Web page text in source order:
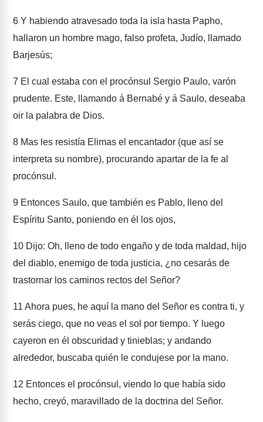
6 Y habiendo atravesado toda la isla hasta Papho,
hallaron un hombre mago, falso profeta, Judío, llamado
Barjesús;
7 El cual estaba con el procónsul Sergio Paulo, varón
prudente. Este, llamando á Bernabé y á Saulo, deseaba
oir la palabra de Dios.
8 Mas les resistía Elimas el encantador (que así se
interpreta su nombre), procurando apartar de la fe al
procónsul.
9 Entonces Saulo, que también es Pablo, lleno del
Espíritu Santo, poniendo en él los ojos,
10 Dijo: Oh, lleno de todo engaño y de toda maldad, hijo
del diablo, enemigo de toda justicia, ¿no cesarás de
trastornar los caminos rectos del Señor?
11 Ahora pues, he aquí la mano del Señor es contra ti, y
serás ciego, que no veas el sol por tiempo. Y luego
cayeron en él obscuridad y tinieblas; y andando
alrededor, buscaba quién le condujese por la mano.
12 Entonces el procónsul, viendo lo que había sido
hecho, creyó, maravillado de la doctrina del Señor.